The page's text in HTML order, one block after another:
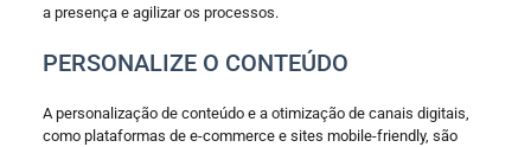
a presença e agilizar os processos.
PERSONALIZE O CONTEÚDO
A personalização de conteúdo e a otimização de canais digitais,
como plataformas de e-commerce e sites mobile-friendly, são